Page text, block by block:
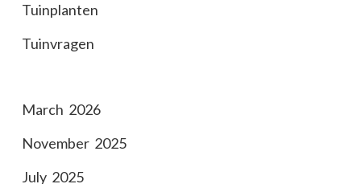
Tuinplanten
Tuinvragen
March 2026
November 2025
July 2025